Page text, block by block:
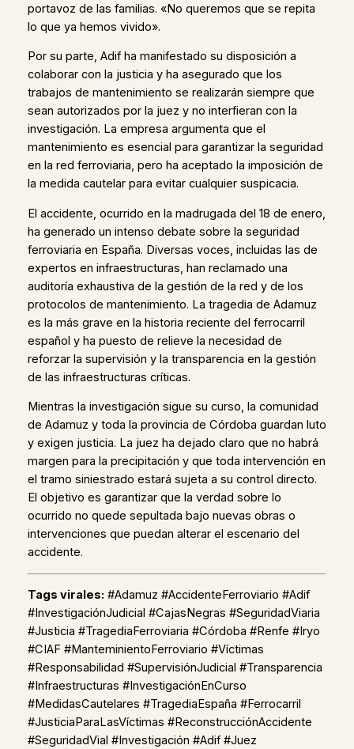
portavoz de las familias. «No queremos que se repita
lo que ya hemos vivido».
Por su parte, Adif ha manifestado su disposición a
colaborar con la justicia y ha asegurado que los
trabajos de mantenimiento se realizarán siempre que
sean autorizados por la juez y no interfieran con la
investigación. La empresa argumenta que el
mantenimiento es esencial para garantizar la seguridad
en la red ferroviaria, pero ha aceptado la imposición de
la medida cautelar para evitar cualquier suspicacia.
El accidente, ocurrido en la madrugada del 18 de enero,
ha generado un intenso debate sobre la seguridad
ferroviaria en España. Diversas voces, incluidas las de
expertos en infraestructuras, han reclamado una
auditoría exhaustiva de la gestión de la red y de los
protocolos de mantenimiento. La tragedia de Adamuz
es la más grave en la historia reciente del ferrocarril
español y ha puesto de relieve la necesidad de
reforzar la supervisión y la transparencia en la gestión
de las infraestructuras críticas.
Mientras la investigación sigue su curso, la comunidad
de Adamuz y toda la provincia de Córdoba guardan luto
y exigen justicia. La juez ha dejado claro que no habrá
margen para la precipitación y que toda intervención en
el tramo siniestrado estará sujeta a su control directo.
El objetivo es garantizar que la verdad sobre lo
ocurrido no quede sepultada bajo nuevas obras o
intervenciones que puedan alterar el escenario del
accidente.
Tags virales: #Adamuz #AccidenteFerroviario #Adif
#InvestigaciónJudicial #CajasNegras #SeguridadViaria
#Justicia #TragediaFerroviaria #Córdoba #Renfe #Iryo
#CIAF #ManteminientoFerroviario #Víctimas
#Responsabilidad #SupervisiónJudicial #Transparencia
#Infraestructuras #InvestigaciónEnCurso
#MedidasCautelares #TragediaEspaña #Ferrocarril
#JusticiaParaLasVíctimas #ReconstrucciónAccidente
#SeguridadVial #Investigación #Adif #Juez